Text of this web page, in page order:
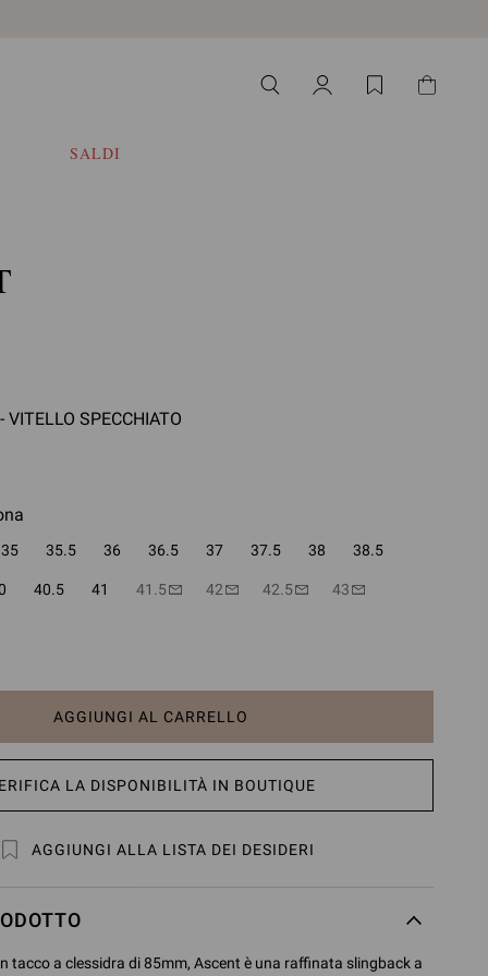
SALDI
VITELLO SPECCHIATO
35 35.5 36 36.5 37 37.5 38 38.5
40.5 41 41.5 42 42.5 43
AGGIUNGI AL CARRELLO
LA DISPONIBILITÀ IN BOUTIQUE
AGGIUNGI ALLA LISTA DEI DESIDERI
tacco a clessidra di 85mm, Ascent è una raffinata slingback a